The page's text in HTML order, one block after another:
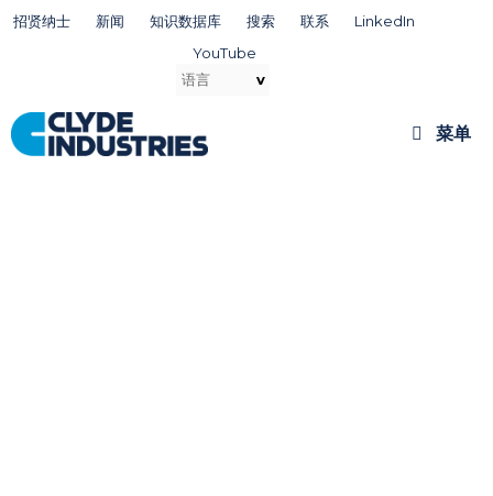
跳招贤纳士 新闻 知识数据库 搜索 联系
LinkedIn
YouTube
菜单